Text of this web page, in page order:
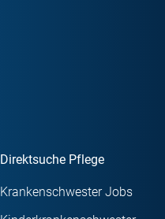
Direktsuche Pflege
Krankenschwester Jobs